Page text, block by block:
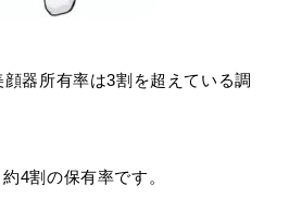
器所有率は3割を超えている調
4割の保有率です。